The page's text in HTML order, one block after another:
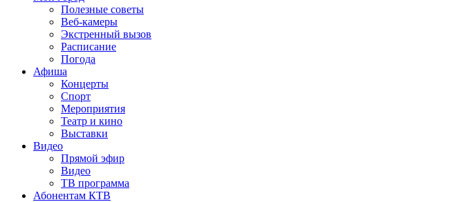
Полезные советы
Веб-камеры
Экстренный вызов
Расписание
Погода
Афиша
Концерты
Спорт
Мероприятия
Театр и кино
Выставки
Видео
Прямой эфир
Видео
ТВ программа
Абонентам КТВ